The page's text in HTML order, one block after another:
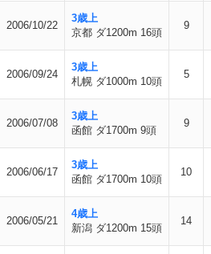
2006/10/22
3歳上
京都 ダ1200m 16頭
9
2006/09/24
3歳上
札幌 ダ1000m 10頭
5
2006/07/08
3歳上
函館 ダ1700m 9頭
9
2006/06/17
3歳上
函館 ダ1700m 10頭
10
2006/05/21
4歳上
新潟 ダ1200m 15頭
14